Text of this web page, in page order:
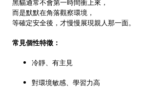
黑貓通常不會第一時間衝上來，
而是默默在角落觀察環境，
等確定安全後，才慢慢展現親人那一面。
常見個性特徵：
冷靜、有主見
對環境敏感、學習力高